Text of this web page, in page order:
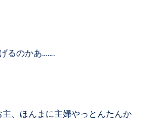
るのかあ…….
主、ほんまに主婦やっとんたんか